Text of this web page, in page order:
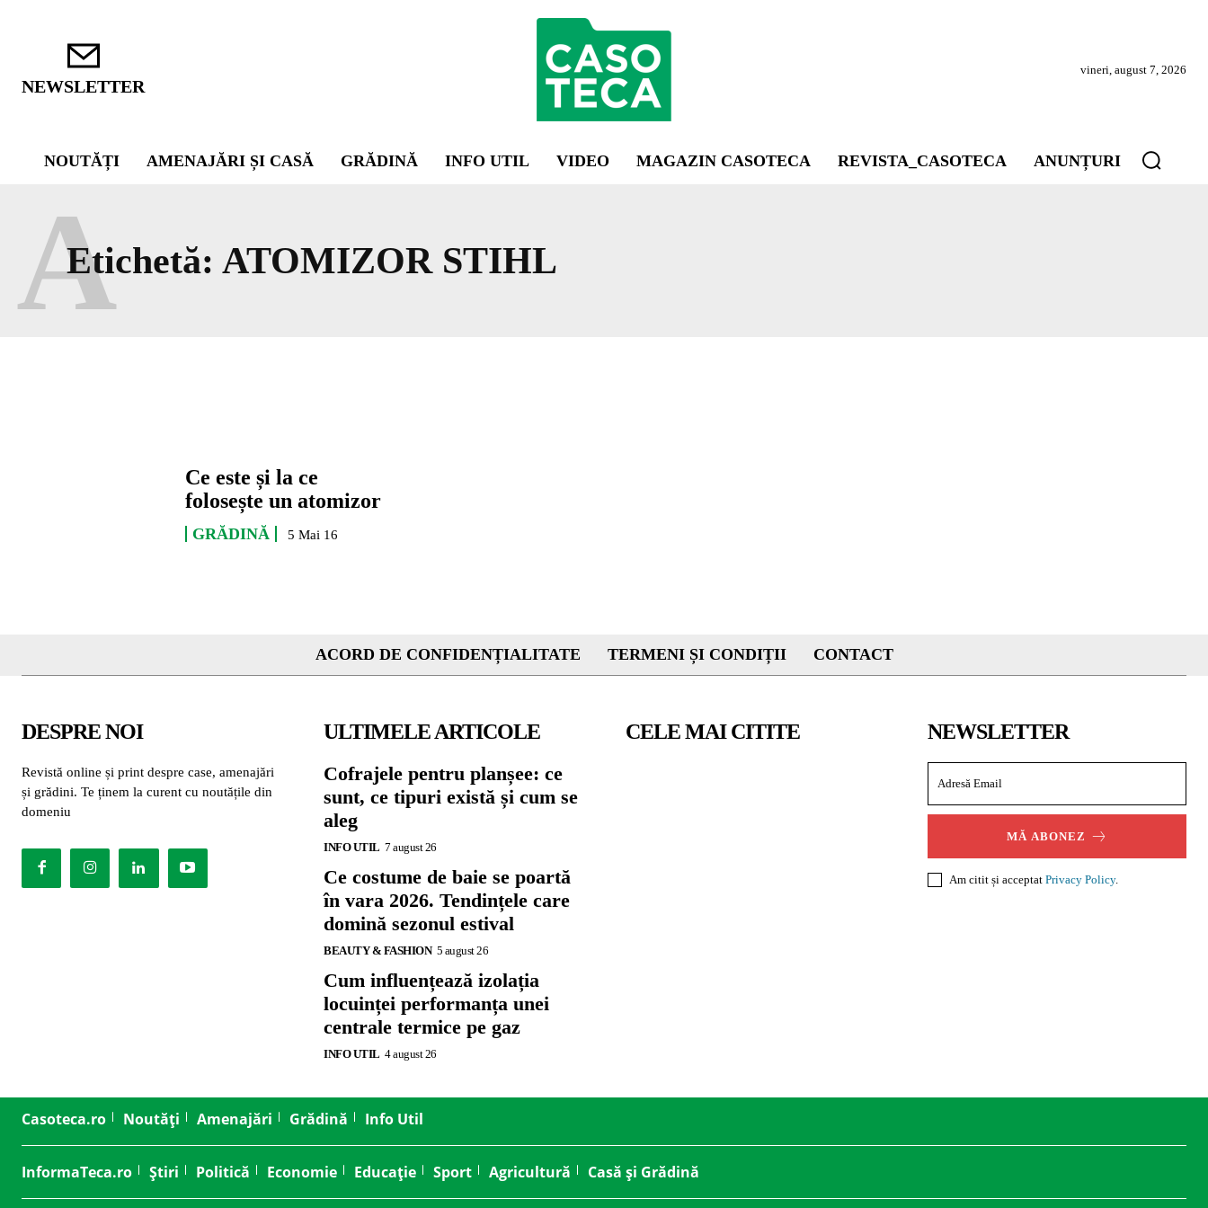
NEWSLETTER
vineri, august 7, 2026
NOUTĂȚI AMENAJĂRI ȘI CASĂ GRĂDINĂ INFO UTIL VIDEO MAGAZIN CASOTECA REVISTA_CASOTECA ANUNȚURI
Etichetă: ATOMIZOR STIHL
A
Ce este și la ce
folosește un atomizor
GRĂDINĂ 5 Mai 16
ACORD DE CONFIDENȚIALITATE TERMENI ȘI CONDIȚII CONTACT
DESPRE NOI
Revistă online și print despre case, amenajări
și grădini. Te ținem la curent cu noutățile din
domeniu
ULTIMELE ARTICOLE
Cofrajele pentru planșee: ce
sunt, ce tipuri există și cum se
aleg
INFO UTIL 7 august 26
Ce costume de baie se poartă
în vara 2026. Tendințele care
domină sezonul estival
BEAUTY & FASHION 5 august 26
Cum influențează izolația
locuinței performanța unei
centrale termice pe gaz
INFO UTIL 4 august 26
CELE MAI CITITE NEWSLETTER
MĂ ABONEZ
Am citit și acceptat Privacy Policy.
Casoteca.ro Noutăți Amenajări Grădină Info Util
InformaTeca.ro Știri Politică Economie Educație Sport Agricultură Casă și Grădină